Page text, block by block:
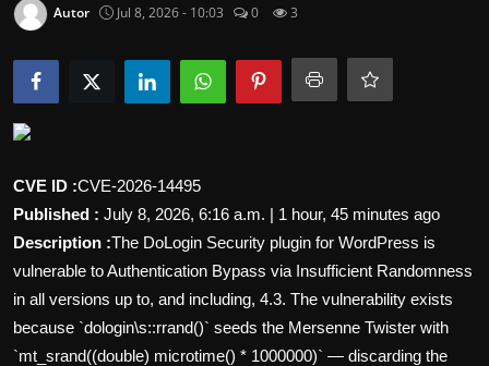
Tech & IT-Security
Wirtschaft
Wissenschaft & Gesundheit
Deutsch
Autor Jul 8, 2026 - 10:03 0 3
CVE ID :CVE-2026-14495
Published : July 8, 2026, 6:16 a.m. | 1 hour, 45 minutes ago
Description :The DoLogin Security plugin for WordPress is
vulnerable to Authentication Bypass via Insufficient Randomness
in all versions up to, and including, 4.3. The vulnerability exists
because `dologin\s::rrand()` seeds the Mersenne Twister with
`mt_srand((double) microtime() * 1000000)` — discarding the